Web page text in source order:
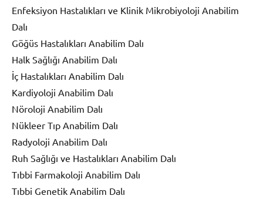
Enfeksiyon Hastalıkları ve Klinik Mikrobiyoloji Anabilim
Dalı
Göğüs Hastalıkları Anabilim Dalı
Halk Sağlığı Anabilim Dalı
İç Hastalıkları Anabilim Dalı
Kardiyoloji Anabilim Dalı
Nöroloji Anabilim Dalı
Nükleer Tıp Anabilim Dalı
Radyoloji Anabilim Dalı
Ruh Sağlığı ve Hastalıkları Anabilim Dalı
Tıbbi Farmakoloji Anabilim Dalı
Tıbbi Genetik Anabilim Dalı